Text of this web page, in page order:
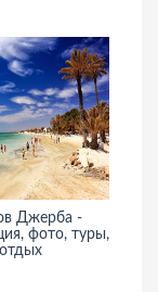
Джерба -
фото, туры,
отдых